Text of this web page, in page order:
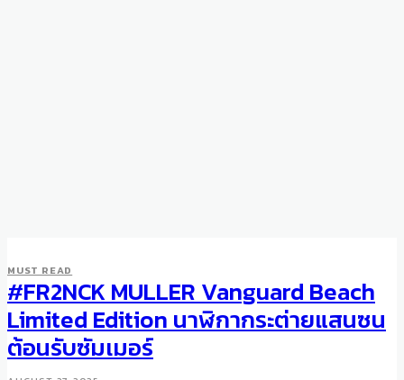
WATCHES
The Record-Breaking
Tradition of Bulgari Octo
Finissimo Watches
MUST READ
#FR2NCK MULLER Vanguard Beach
Limited Edition นาฬิกากระต่ายแสนซน
ต้อนรับซัมเมอร์